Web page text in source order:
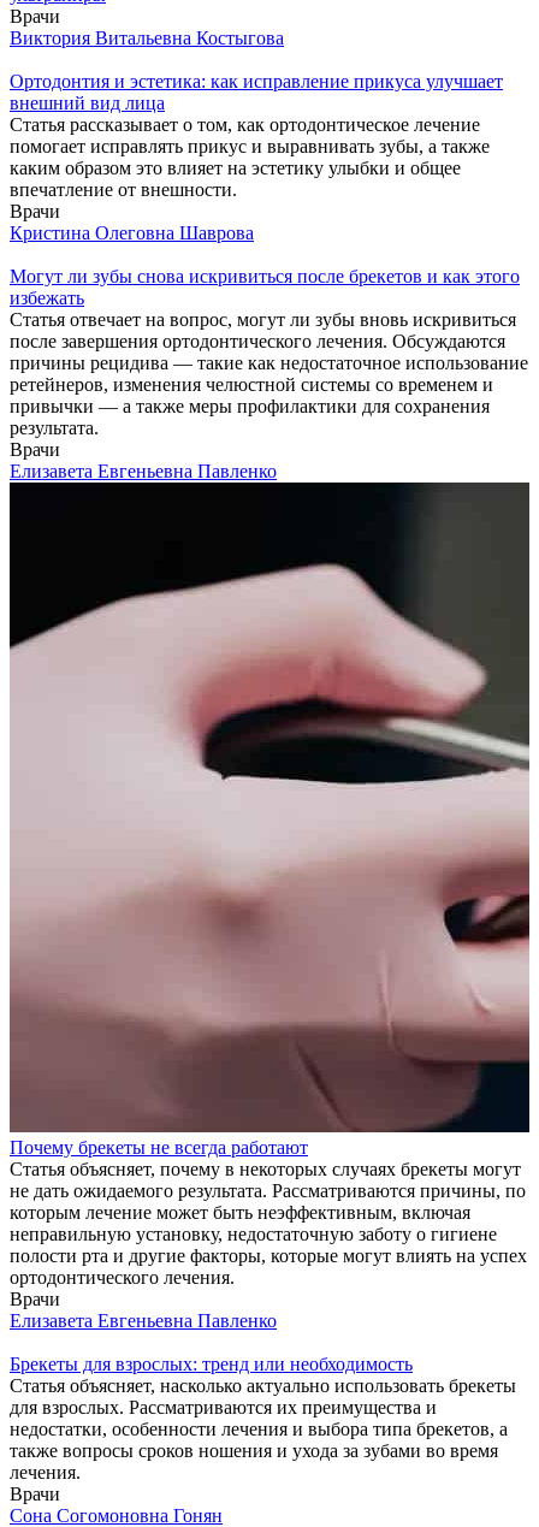
Врачи
Виктория Витальевна Костыгова
Ортодонтия и эстетика: как исправление прикуса улучшает
внешний вид лица
Статья рассказывает о том, как ортодонтическое лечение
помогает исправлять прикус и выравнивать зубы, а также
каким образом это влияет на эстетику улыбки и общее
впечатление от внешности.
Врачи
Кристина Олеговна Шаврова
Могут ли зубы снова искривиться после брекетов и как этого
избежать
Статья отвечает на вопрос, могут ли зубы вновь искривиться
после завершения ортодонтического лечения. Обсуждаются
причины рецидива — такие как недостаточное использование
ретейнеров, изменения челюстной системы со временем и
привычки — а также меры профилактики для сохранения
результата.
Врачи
Елизавета Евгеньевна Павленко
Почему брекеты не всегда работают
Статья объясняет, почему в некоторых случаях брекеты могут
не дать ожидаемого результата. Рассматриваются причины, по
которым лечение может быть неэффективным, включая
неправильную установку, недостаточную заботу о гигиене
полости рта и другие факторы, которые могут влиять на успех
ортодонтического лечения.
Врачи
Елизавета Евгеньевна Павленко
Брекеты для взрослых: тренд или необходимость
Статья объясняет, насколько актуально использовать брекеты
для взрослых. Рассматриваются их преимущества и
недостатки, особенности лечения и выбора типа брекетов, а
также вопросы сроков ношения и ухода за зубами во время
лечения.
Врачи
Сона Согомоновна Гонян